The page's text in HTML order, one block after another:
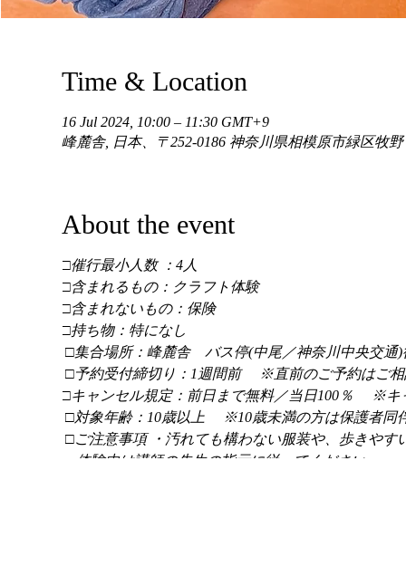
Time & Location
16 Jul 2024, 10:00 – 11:30 GMT+9
峰麓舎, 日本、〒252-0186 神奈川県相模原市緑区牧
About the event
□催行最小人数 ：4人
□含まれるもの：クラフト体験
□含まれないもの：保険
□持ち物：特になし
□集合場所：峰麓舎 バス停(中尾／神奈川中央交通)
□予約受付締切り：1週間前 ※直前のご予約はご
□キャンセル規定：前日まで無料／当日100％ ※キ
□対象年齢：10歳以上 ※10歳未満の方は保護者同
□ご注意事項 ・汚れても構わない服装や、歩きやす
・体験中は講師の先生の指示に従ってください。